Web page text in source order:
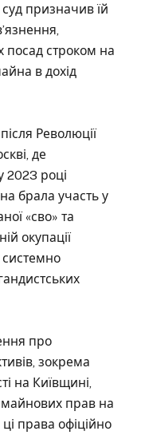
призначив їй
посад строком на
в дохід
Революції
де
2023 році
брала участь у
«сво» та
окупації
системно
про
зокрема
на Київщині,
майнових прав на
права офіційно